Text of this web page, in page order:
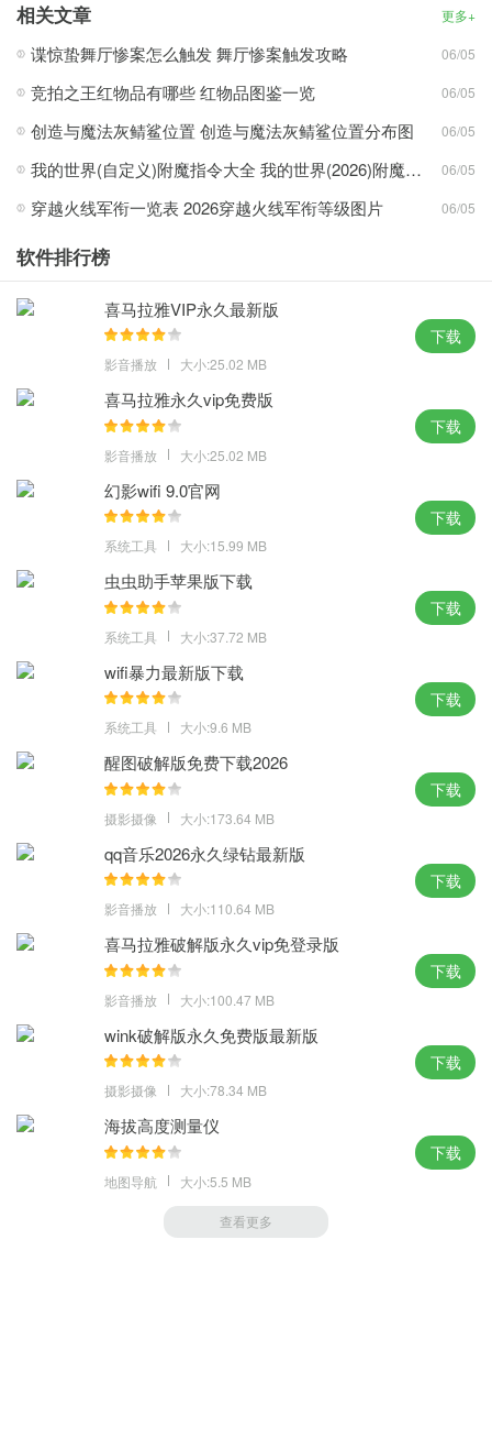
1、提供了专用公式输入编辑器，更方便用户快速录入公式，在一个
位置存储并跟踪自己的所有想法和笔记。
2、在很多细节上也做了大量的优化，帮助用户用最简单快捷地方式
3、内存占用低，运行速度快，文字自动在列中重排，创建出类拔萃
的演示文稿。
WPS官方下载亮点：
绘多行多列表格、快速增加行列。
2、支持xls/xlsx文档的查看和编辑，能够满足用户的全部办公需求，
3、可以在互联网上下载各式各样的模板，提供成套的图标、图形、
符号， 满足您各种要求。
4、功能的操作方法设计得简单易用，在经典与新界面中无需重新学
习就可上手，轻松对其进行访问。
wps激活码序列号：
7LR67-WTXPA-KLUHV-GEK2E-QW4CK
EUYTH-3KWKL-PJMX7-XBCPW-9U2DD
9DP6T-9AGWG-KWV33-9MPC8-JDCVF
7G2HE-JR8KL-ABB9D-Y7789-GLNFL
U2PWU-H7D9H-69T3B-JEYC2-3R2NG
R8R8P-MTT6F-KLRPM-J7CAB-PJM8C
A4XV7-QP9JN-E7FCB-VQFRD-4NLKC
U272H-HH2F6-WDG36-ULUPX-PCHTJ
wps办公软件下载小编点评：
再多的数据表格要建立归纳，用wps去广告下载也只是一会儿的事
情，根本就不需要花费太多的时间。
相关文章 更多+
谍惊蛰舞厅惨案怎么触发 舞厅惨案触发攻略 06/05
竞拍之王红物品有哪些 红物品图鉴一览 06/05
创造与魔法灰鲭鲨位置 创造与魔法灰鲭鲨位置分布图 06/05
我的世界(自定义)附魔指令大全 我的世界(2026)附魔指令代码大全 06/05
穿越火线军衔一览表 2026穿越火线军衔等级图片 06/05
软件排行榜
喜马拉雅VIP永久最新版
影音播放 大小:25.02 MB
下载
喜马拉雅永久vip免费版
影音播放 大小:25.02 MB
下载
幻影wifi 9.0官网
系统工具 大小:15.99 MB
下载
虫虫助手苹果版下载
系统工具 大小:37.72 MB
下载
wifi暴力最新版下载
系统工具 大小:9.6 MB
下载
醒图破解版免费下载2026
摄影摄像 大小:173.64 MB
下载
qq音乐2026永久绿钻最新版
影音播放 大小:110.64 MB
下载
喜马拉雅破解版永久vip免登录版
影音播放 大小:100.47 MB
下载
wink破解版永久免费版最新版
摄影摄像 大小:78.34 MB
下载
海拔高度测量仪
地图导航 大小:5.5 MB
下载
查看更多